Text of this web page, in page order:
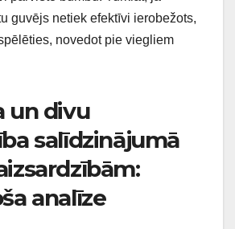
guvējs netiek efektīvi ierobežots,
novedot pie viegliem
un divu
salīdzinājumā
analīze